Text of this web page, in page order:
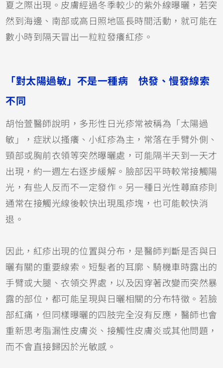
夏之際出現。皮膚經過冬季較少的紫外線曝曬，若突
然到海邊、南部或高日照地區長時間活動，就可能在
數小時到隔天冒出一粒粒發癢紅疹。
「對太陽過敏」不是一種病 快發、慢發線索
不同
胡怡萱醫師說明，多形性日光疹常被稱為「太陽過
敏」，症狀以搔癢、小紅疹為主，常落在手臂外側、
頸部或胸前衣領等突然曝曬處，可能隔半天到一天才
出現，約一週左右逐步緩解。臉部因平時較常接觸陽
光，有些人反而不一定發作。另一種日光性蕁麻疹則
通常在接觸光線後較快出現風疹塊，也可能較快消
退。
因此，紅疹出現的位置與分布，是醫師判斷是否與日
曬有關的重要線索。短髮者的耳廓、騎機車時露出的
手臂或大腿、衣領交界處，以及因穿著改變而突然暴
露的部位，都可能呈現與日曬相關的分布特徵。若臉
部紅痛，但同樣曝曬的四肢完全沒有反應，醫師也會
重新思考脂漏性皮膚炎、 接觸性皮膚炎 或其他問題，
而不會直接歸因於光敏感。